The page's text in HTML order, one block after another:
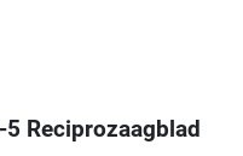
5 Reciprozaagblad